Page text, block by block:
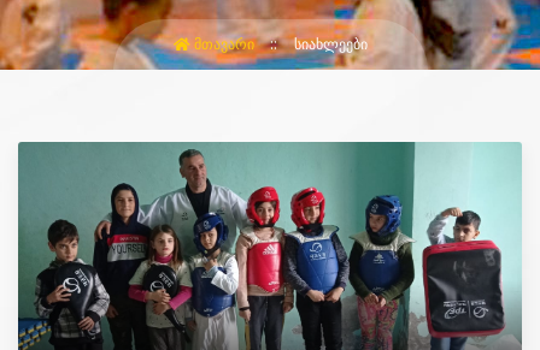
ᲛᲗᲐᲕᲐᲠᲘ ᲡᲘᲐᲮᲚᲔᲔᲑᲘ